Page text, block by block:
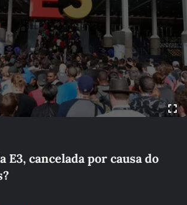
E3, cancelada por causa do